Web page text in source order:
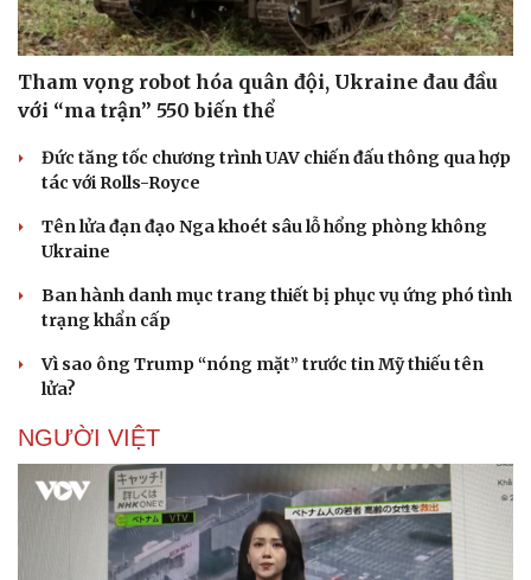
Doanh nghiệp
Doanh nghiệp 24h
Doanh nhân
Vì cộng đồng
Tin Công nghệ
Chuyển đổi số
Tham vọng robot hóa quân đội, Ukraine đau đầu
với “ma trận” 550 biến thể
Đức tăng tốc chương trình UAV chiến đấu thông qua hợp
tác với Rolls-Royce
Tên lửa đạn đạo Nga khoét sâu lỗ hổng phòng không
Ukraine
Ban hành danh mục trang thiết bị phục vụ ứng phó tình
trạng khẩn cấp
Vì sao ông Trump “nóng mặt” trước tin Mỹ thiếu tên
lửa?
NGƯỜI VIỆT